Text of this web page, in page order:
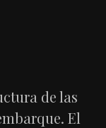
de las
El